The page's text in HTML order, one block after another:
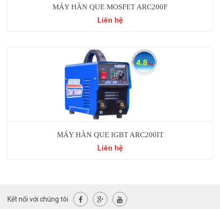
MÁY HÀN QUE MOSFET ARC200F
Liên hệ
MÁY HÀN QUE IGBT ARC200IT
Liên hệ
Kết nối với chúng tôi